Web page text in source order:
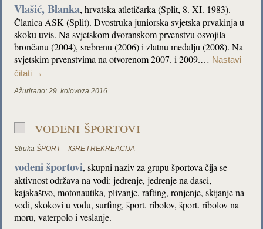
Vlašić, Blanka, hrvatska atletičarka (Split, 8. XI. 1983).
Članica ASK (Split). Dvostruka juniorska svjetska prvakinja u
skoku uvis. Na svjetskom dvoranskom prvenstvu osvojila
brončanu (2004), srebrenu (2006) i zlatnu medalju (2008). Na
svjetskim prvenstvima na otvorenom 2007. i 2009.… Nastavi
čitati →
Ažurirano: 29. kolovoza 2016.
vodeni športovi
Struka ŠPORT – IGRE I REKREACIJA
vodeni športovi, skupni naziv za grupu športova čija se
aktivnost održava na vodi: jedrenje, jedrenje na dasci,
kajakaštvo, motonautika, plivanje, rafting, ronjenje, skijanje na
vodi, skokovi u vodu, surfing, šport. ribolov, šport. ribolov na
moru, vaterpolo i veslanje.